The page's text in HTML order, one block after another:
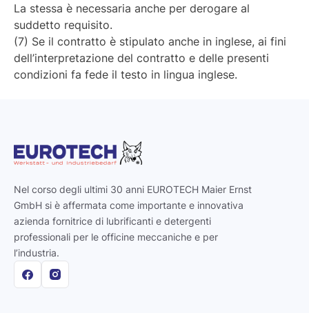
La stessa è necessaria anche per derogare al
suddetto requisito.
(7) Se il contratto è stipulato anche in inglese, ai fini
dell’interpretazione del contratto e delle presenti
condizioni fa fede il testo in lingua inglese.
Nel corso degli ultimi 30 anni EUROTECH Maier Ernst
GmbH si è affermata come importante e innovativa
azienda fornitrice di lubrificanti e detergenti
professionali per le officine meccaniche e per
l’industria.